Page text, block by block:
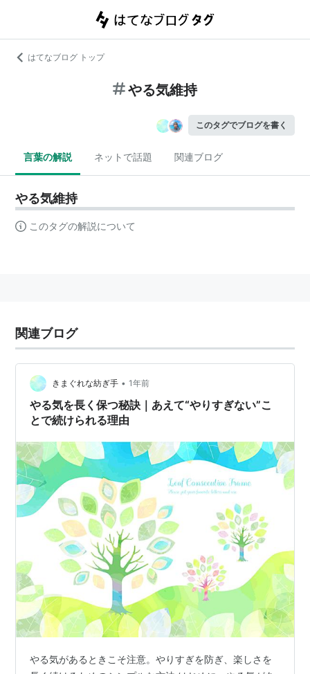
はてなブログ トップ
やる気維持
このタグでブログを書く
言葉の解説 ネットで話題 関連ブログ
やる気維持
このタグの解説について
関連ブログ
きまぐれな紡ぎ手 • 1年前
やる気を長く保つ秘訣｜あえて“やりすぎない”こ
とで続けられる理由
やる気があるときこそ注意。やりすぎを防ぎ、楽しさを